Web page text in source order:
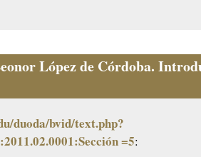
López de Córdoba.
duoda/bvid/text.php?
=5: